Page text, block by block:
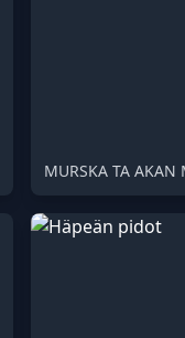
MURSKA TA AKAN